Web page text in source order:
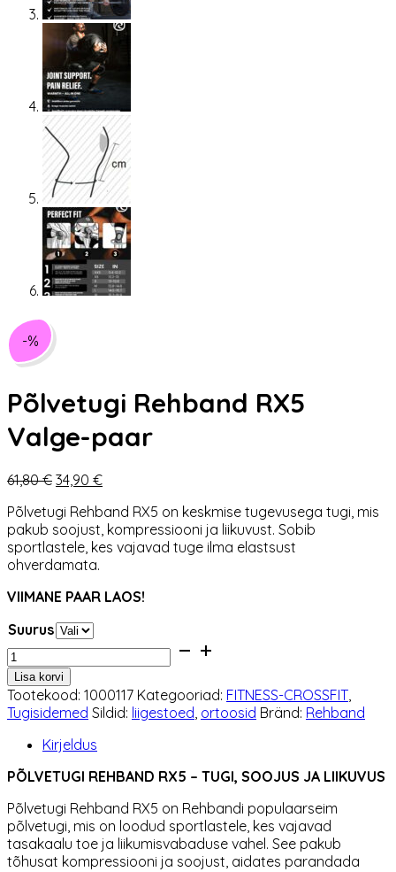
-%
Põlvetugi Rehband RX5
Valge-paar
61,80€ Algne
oli:
61,80 €.
34,90 €Praegune
on:
34,90 €.
Põlvetugi Rehband RX5 on keskmise tugevusega tugi, mis
pakub soojust, kompressiooni ja liikuvust. Sobib
sportlastele, kes vajavad tuge ilma elastsust
ohverdamata.
VIIMANE PAAR LAOS!
Suurus
Põlvetugi
Rehband
RX5
Valge-
paar
kogus
Lisa korvi
Tootekood: 1000117 Kategooriad: FITNESS-CROSSFIT,
Tugisidemed Sildid: liigestoed, ortoosid Bränd: Rehband
Kirjeldus
PÕLVETUGI REHBAND RX5 – TUGI, SOOJUS JA LIIKUVUS
Põlvetugi Rehband RX5 on Rehbandi populaarseim
põlvetugi, mis on loodud sportlastele, kes vajavad
tasakaalu toe ja liikumisvabaduse vahel. See pakub
tõhusat kompressiooni ja soojust, aidates parandada